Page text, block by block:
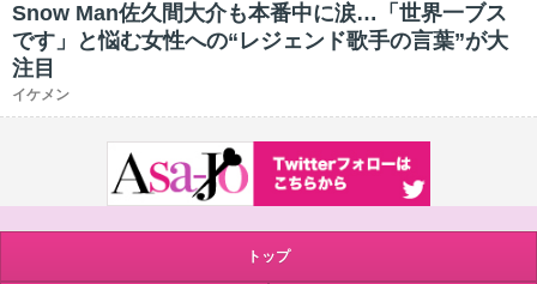
Snow Man佐久間大介も本番中に涙…「世界一ブス
です」と悩む女性への“レジェンド歌手の言葉”が大
注目
イケメン
トップ